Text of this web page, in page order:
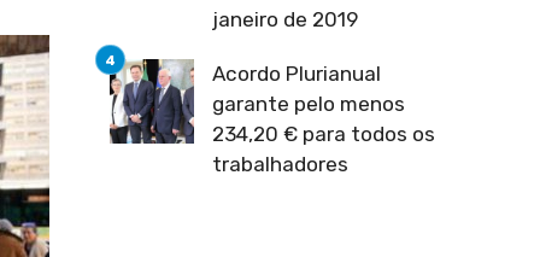
janeiro de 2019
Acordo Plurianual
garante pelo menos
234,20 € para todos os
trabalhadores